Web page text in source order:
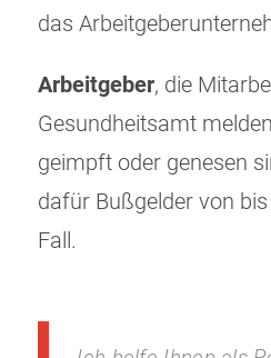
das
Arbeitgeber, die
Gesundheitsamt
geimpft oder genesen
dafür Bußgelder von
Fall.